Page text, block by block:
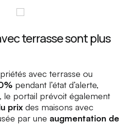
terrasse sont plus
avec terrasse ou
pendant l’état d’alerte,
le portail prévoit également
prix des maisons avec
par une augmentation de